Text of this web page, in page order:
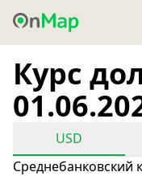
Курс
USD
Среднебанковский